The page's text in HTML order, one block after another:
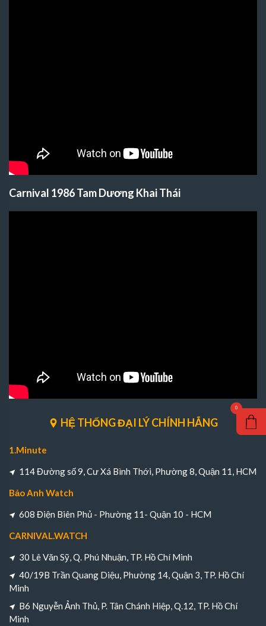
Carnival 1986 Tam Dương Khai Thái
HỆ THỐNG ĐẠI LÝ CHÍNH HÃNG
1.Minute
114 Đường số 9, Cư Xá Bình Thới, Phường 8, Quận 11, HCM
Bảo Anh Watch
608 Điện Biên Phủ - Phường 11- Quận 10 - HCM
CARNIVAL.WATCH
30 Lê Văn Sỹ, Q. Phú Nhuận, TP. Hồ Chí Minh
40/19B Trần Quang Diệu, Phường 14, Quận 3, TP. Hồ Chí
Minh
B6 Nguyễn Ảnh Thủ, P. Tân Chánh Hiệp, Q.12, TP. Hồ Chí
Minh